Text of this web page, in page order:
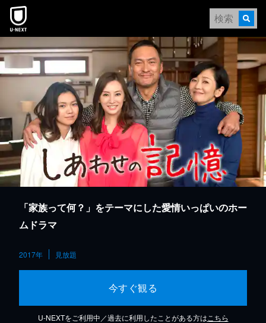
本文へスキップ
「家族って何？」をテーマにした愛情いっぱいのホー
ムドラマ
2017年 見放題
今すぐ観る
U-NEXTをご利用中／過去に利用したことがある方は こちら